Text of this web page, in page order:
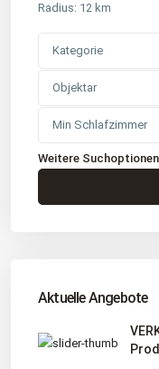
Radius: 12 km
Kategorie
Objektar
Min Schlafzimmer
Weitere Suchoptionen
Aktuelle Angebote
Kontakt
: Buchholz in der